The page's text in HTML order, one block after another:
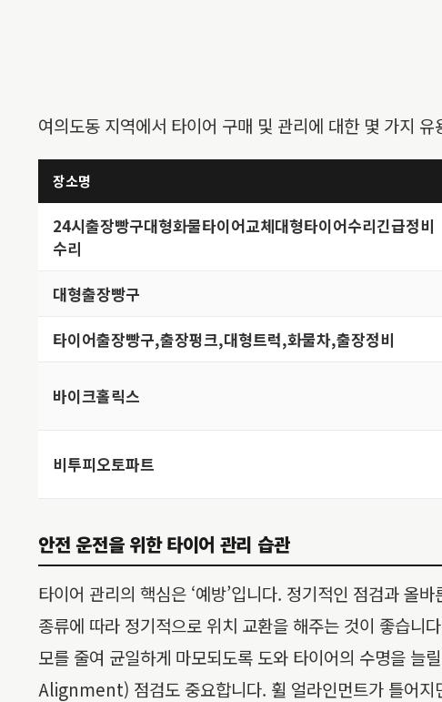
여의도동 지역에서 타이어 구매 및 관리에 대한 몇 가지
장소명
24시출장빵구대형화물타이어교체대형타이어수리긴급정비
수리
대형출장빵구
타이어출장빵구,출장펑크,대형트럭,화물차,출장정비
바이크홀릭스
비투피오토파트
안전 운전을 위한 타이어 관리 습관
타이어 관리의 핵심은 ‘예방’입니다. 정기적인 점검과 올
종류에 따라 정기적으로 위치 교환을 해주는 것이 좋습니
모를 줄여 균일하게 마모되도록 도와 타이어의 수명을
Alignment) 점검도 중요합니다. 휠 얼라인먼트가 틀어지